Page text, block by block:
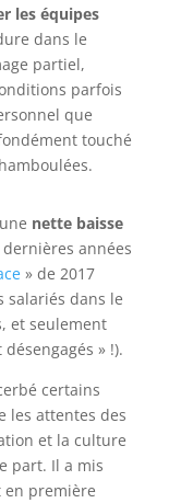
les équipes
dans le
partiel,
parfois
que
touché
nette baisse
années
» de 2017
salariés dans le
et seulement
désengagés » !).
certains
les attentes des
et la culture
part. Il a mis
en première